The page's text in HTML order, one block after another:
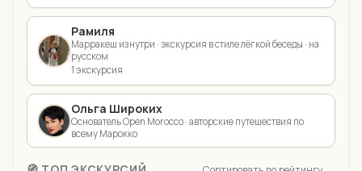
Рамиля
Марракеш изнутри · экскурсия в стиле лёгкой беседы · на
русском
1 экскурсия
Ольга Широких
Основатель Open Morocco · авторские путешествия по
всему Марокко